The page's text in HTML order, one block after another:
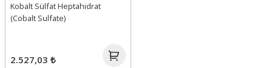
Kobalt Sülfat Heptahidrat
(Cobalt Sulfate)
2.527,03 ₺